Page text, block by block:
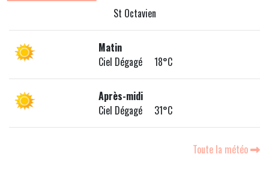
St Octavien
Matin
Ciel Dégagé 18°C
Après-midi
Ciel Dégagé 31°C
Toute la météo